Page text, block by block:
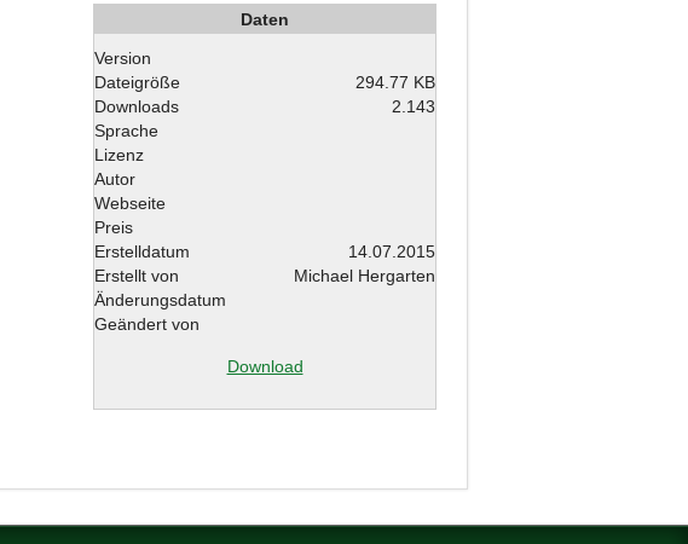
Daten
Version
Dateigröße
294.77 KB
Downloads
2.143
Sprache
Lizenz
Autor
Webseite
Preis
Erstelldatum
14.07.2015
Erstellt von
Michael Hergarten
Änderungsdatum
Geändert von
Download